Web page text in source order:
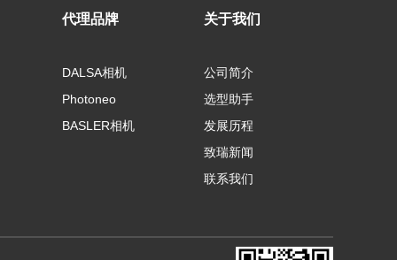
代理品牌
DALSA相机
Photoneo
BASLER相机
关于我们
公司简介
选型助手
发展历程
致瑞新闻
联系我们